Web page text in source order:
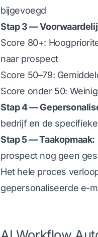
bijgevoegd
Stap 3 —
Score 80+:
naar prospect
Score 50–79:
Score onder 50:
Stap 4 —
bedrijf en de
Stap 5 — Taakopmaak:
prospect nog geen
Het hele proces
gepersonaliseerde e-